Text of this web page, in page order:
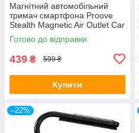
Магнітний автомобільний
тримач смартфона Proove
Stealth Magnetic Air Outlet Car
Mount Magnetic Ring Black
Готово до відправки
439 ₴ 599 ₴
Купити
–22%